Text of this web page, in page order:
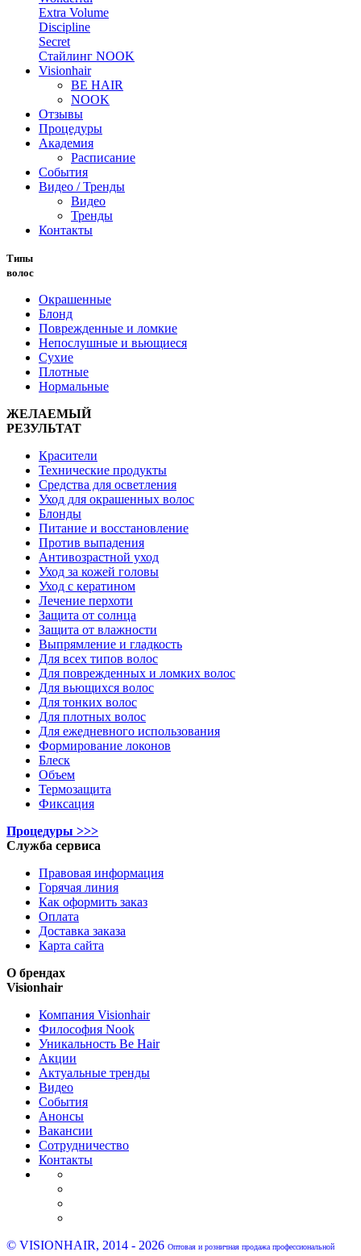
Extra Volume
Discipline
Secret
Стайлинг NOOK
Visionhair
BE HAIR
NOOK
Отзывы
Процедуры
Академия
Расписание
События
Видео / Тренды
Видео
Тренды
Контакты
Типы
волос
Окрашенные
Блонд
Поврежденные и ломкие
Непослушные и вьющиеся
Сухие
Плотные
Нормальные
ЖЕЛАЕМЫЙ
РЕЗУЛЬТАТ
Красители
Технические продукты
Средства для осветления
Уход для окрашенных волос
Блонды
Питание и восстановление
Против выпадения
Антивозрастной уход
Уход за кожей головы
Уход с кератином
Лечение перхоти
Защита от солнца
Защита от влажности
Выпрямление и гладкость
Для всех типов волос
Для поврежденных и ломких волос
Для вьющихся волос
Для тонких волос
Для плотных волос
Для ежедневного использования
Формирование локонов
Блеск
Объем
Термозащита
Фиксация
Процедуры >>>
Служба сервиса
Правовая информация
Горячая линия
Как оформить заказ
Оплата
Доставка заказа
Карта сайта
О брендах
Visionhair
Компания Visionhair
Философия Nook
Уникальность Be Hair
Акции
Актуальные тренды
Видео
События
Анонсы
Вакансии
Сотрудничество
Контакты
© VISIONHAIR, 2014 - 2026 Оптовая и розничная продажа профессиональной